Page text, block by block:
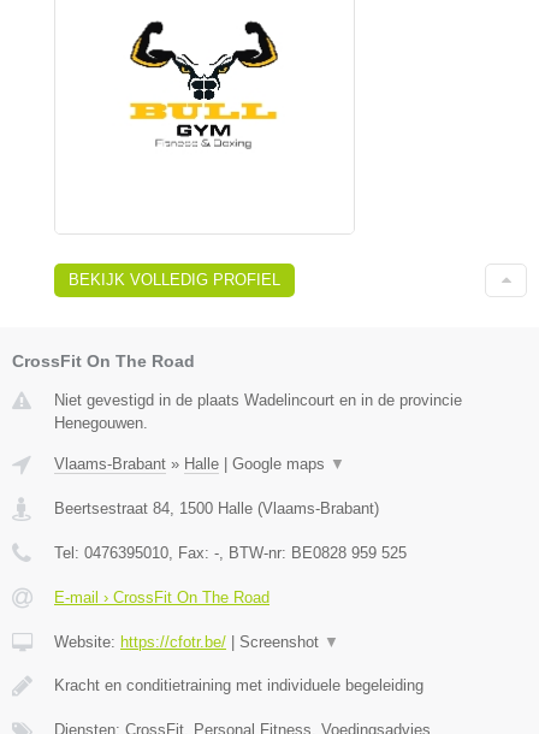
BEKIJK VOLLEDIG PROFIEL
CrossFit On The Road
Niet gevestigd in de plaats Wadelincourt en in de provincie
Henegouwen.
Vlaams-Brabant » Halle Google maps ▼
Beertsestraat 84, 1500 Halle (Vlaams-Brabant)
Tel: 0476395010, Fax: -, BTW-nr: BE0828 959 525
E-mail › CrossFit On The Road
Website: https://cfotr.be/ Screenshot ▼
Kracht en conditietraining met individuele begeleiding
Diensten: CrossFit, Personal Fitness, Voedingsadvies